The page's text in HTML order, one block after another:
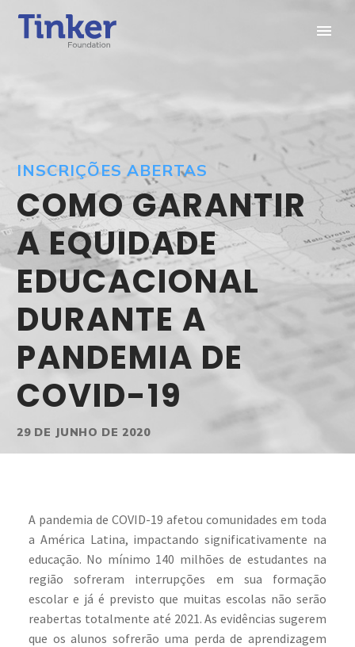
INSCRIÇÕES ABERTAS
COMO GARANTIR
A EQUIDADE
EDUCACIONAL
DURANTE A
PANDEMIA DE
COVID-19
29 DE JUNHO DE 2020
A pandemia de COVID-19 afetou comunidades em toda
a América Latina, impactando significativamente na
educação. No mínimo 140 milhões de estudantes na
região sofreram interrupções em sua formação
escolar e já é previsto que muitas escolas não serão
reabertas totalmente até 2021. As evidências sugerem
que os alunos sofrerão uma perda de aprendizagem